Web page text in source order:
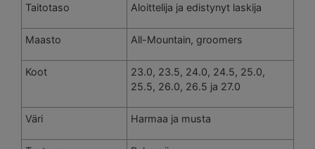
Taitotaso Aloittelija ja edistynyt laskija
Maasto All-Mountain, groomers
Koot
23.0, 23.5, 24.0, 24.5, 25.0,
25.5, 26.0, 26.5 ja 27.0
Väri Harmaa ja musta